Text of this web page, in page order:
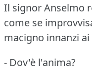
Il signor Anselmo
come se
macigno innanzi ai
- Dov'è l'anima?